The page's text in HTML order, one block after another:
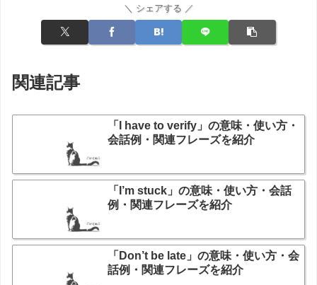
＼ シェアする ／
関連記事
「I have to verify」の意味・使い方・
会話例・関連フレーズを紹介
「I’m stuck」の意味・使い方・会話
例・関連フレーズを紹介
「Don’t be late」の意味・使い方・会
話例・関連フレーズを紹介